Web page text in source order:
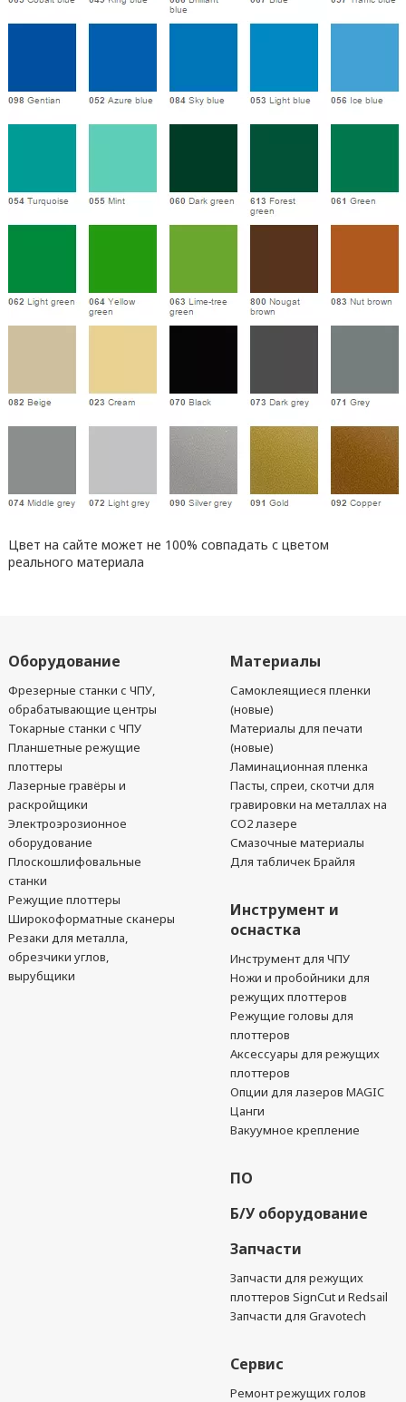
Цвет на сайте может не 100% совпадать с цветом
реального материала
Оборудование
Фрезерные станки с ЧПУ,
обрабатывающие центры
Токарные станки с ЧПУ
Планшетные режущие
плоттеры
Лазерные гравёры и
раскройщики
Электроэрозионное
оборудование
Плоскошлифовальные
станки
Режущие плоттеры
Широкоформатные сканеры
Резаки для металла,
обрезчики углов,
вырубщики
Материалы
Самоклеящиеся пленки
(новые)
Материалы для печати
(новые)
Ламинационная пленка
Пасты, спреи, скотчи для
гравировки на металлах на
CO2 лазере
Смазочные материалы
Для табличек Брайля
Инструмент и
оснастка
Инструмент для ЧПУ
Ножи и пробойники для
режущих плоттеров
Режущие головы для
плоттеров
Аксессуары для режущих
плоттеров
Опции для лазеров MAGIC
Цанги
Вакуумное крепление
ПО
Б/У оборудование
Запчасти
Запчасти для режущих
плоттеров SignCut и Redsail
Запчасти для Gravotech
Сервис
Ремонт режущих голов